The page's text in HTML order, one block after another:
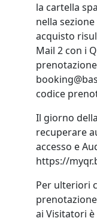
la cartella
nella
acquisto
Mail 2 con i
codice
Il giorno
recuperare
accesso e
https://
Per ulteriori
ai Visitatori